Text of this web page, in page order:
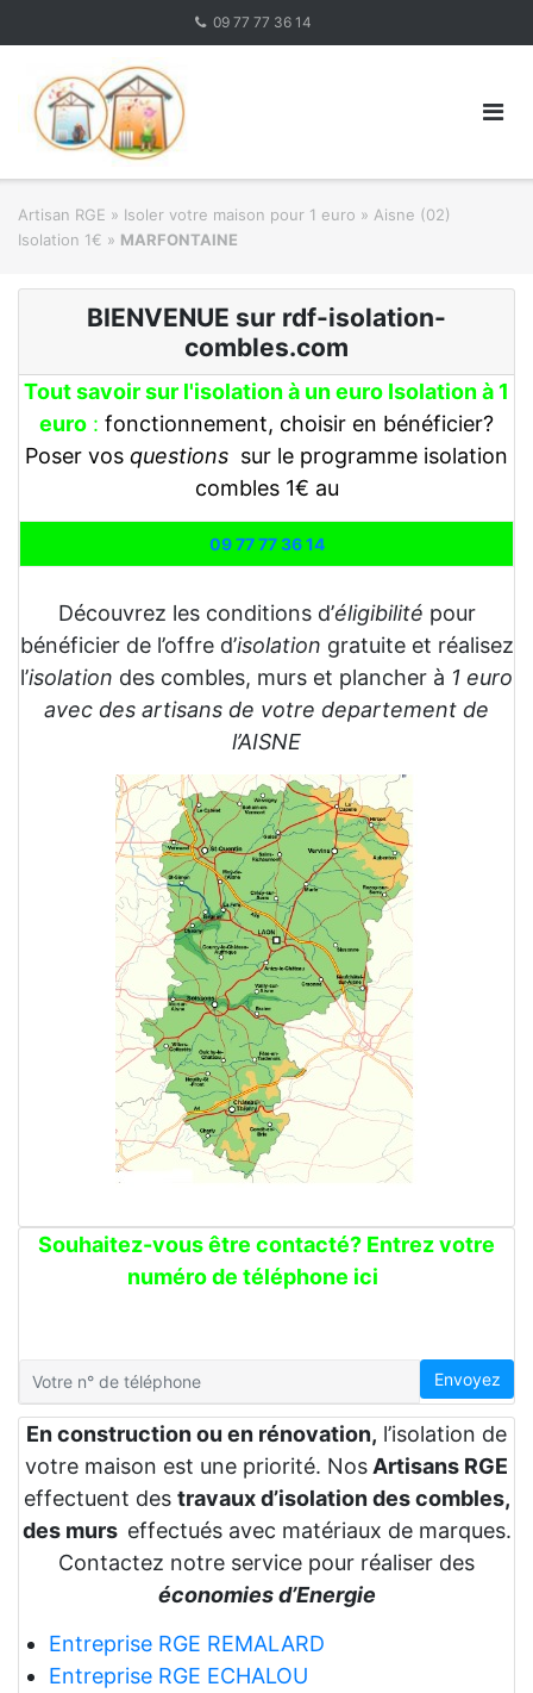
09 77 77 36 14
Artisan RGE » Isoler votre maison pour 1 euro » Aisne (02)
Isolation 1€ » MARFONTAINE
BIENVENUE sur rdf-isolation-
combles.com
Tout savoir sur l'isolation à un euro Isolation à 1
euro : fonctionnement, choisir en bénéficier?
Poser vos questions sur le programme isolation
combles 1€ au
09 77 77 36 14
Découvrez les conditions d’éligibilité pour
bénéficier de l’offre d’isolation gratuite et réalisez
l’isolation des combles, murs et plancher à 1 euro
avec des artisans de votre departement de
l’AISNE
Souhaitez-vous être contacté? Entrez votre
numéro de téléphone ici
Envoyez
En construction ou en rénovation, l’isolation de
votre maison est une priorité. Nos Artisans RGE
effectuent des travaux d’isolation des combles,
des murs effectués avec matériaux de marques.
Contactez notre service pour réaliser des
économies d’Energie
Entreprise RGE REMALARD
Entreprise RGE ECHALOU